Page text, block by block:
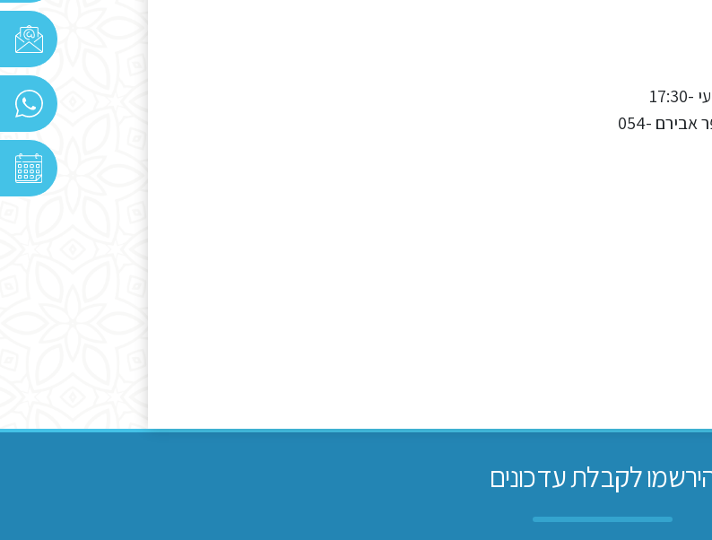
איגרוף תאילנדי לנוער בגילאי 11-15 ימי שני ורביעי 17:30-
18:30 מנוי חלקי עד 4 אימונים בחודש מאמן עופר אבירם 054-
לקבלת עדכונים